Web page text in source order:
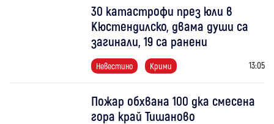
30 катастрофи през юли в
Кюстендилско, двама души са
загинали, 19 са ранени
Невестино Крими 13:05
Пожар обхвана 100 дка смесена
гора край Тишаново